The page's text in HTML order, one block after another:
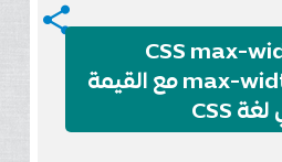
share
CSS max-
خاصية max-width مع القيمة